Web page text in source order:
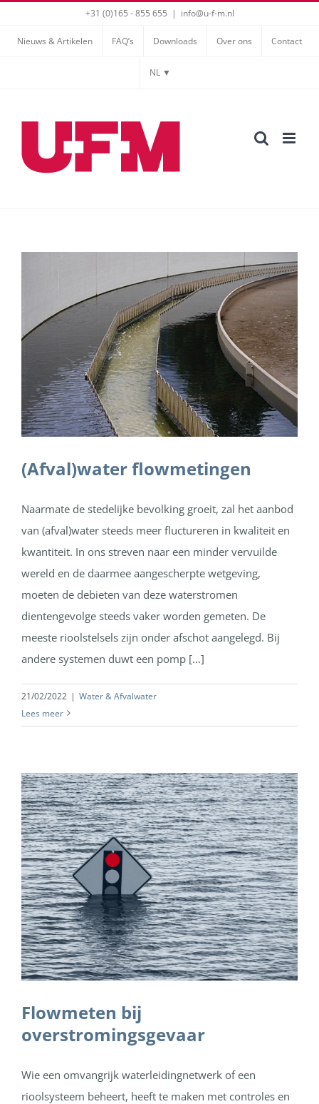
+31 (0)165 - 855 655 | info@u-f-m.nl
Nieuws & Artikelen FAQ’s Downloads Over ons Contact
NL ▼
(Afval)water flowmetingen
Naarmate de stedelijke bevolking groeit, zal het aanbod
van (afval)water steeds meer fluctureren in kwaliteit en
kwantiteit. In ons streven naar een minder vervuilde
wereld en de daarmee aangescherpte wetgeving,
moeten de debieten van deze waterstromen
dientengevolge steeds vaker worden gemeten. De
meeste rioolstelsels zijn onder afschot aangelegd. Bij
andere systemen duwt een pomp [...]
21/02/2022 | Water & Afvalwater
Lees meer
Flowmeten bij
overstromingsgevaar
Wie een omvangrijk waterleidingnetwerk of een
rioolsysteem beheert, heeft te maken met controles en